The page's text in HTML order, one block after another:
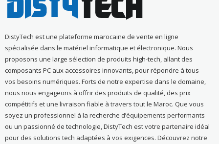
DistyTech est une plateforme marocaine de vente en ligne
spécialisée dans le matériel informatique et électronique. Nous
proposons une large sélection de produits high-tech, allant des
composants PC aux accessoires innovants, pour répondre à tous
vos besoins numériques. Forts de notre expertise dans le domaine,
nous nous engageons à offrir des produits de qualité, des prix
compétitifs et une livraison fiable à travers tout le Maroc. Que vous
soyez un professionnel à la recherche d’équipements performants
ou un passionné de technologie, DistyTech est votre partenaire idéal
pour des solutions tech adaptées à vos exigences. Découvrez notre